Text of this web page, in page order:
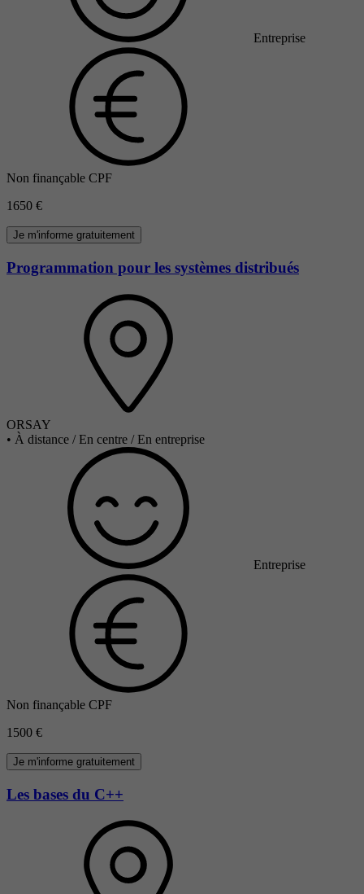
Entreprise
Non finançable CPF
1650 €
Je m'informe gratuitement
Programmation pour les systèmes distribués
ORSAY
• À distance / En centre / En entreprise
Entreprise
Non finançable CPF
1500 €
Je m'informe gratuitement
Les bases du C++